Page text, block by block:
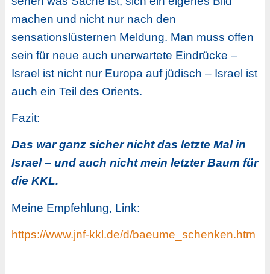
machen und nicht nur nach den
sensationslüsternen Meldung. Man muss offen
sein für neue auch unerwartete Eindrücke –
Israel ist nicht nur Europa auf jüdisch – Israel ist
auch ein Teil des Orients.
Fazit:
Das war ganz sicher nicht das letzte Mal in
Israel – und auch nicht mein letzter Baum für
die KKL.
Meine Empfehlung, Link:
https://www.jnf-kkl.de/d/baeume_schenken.htm